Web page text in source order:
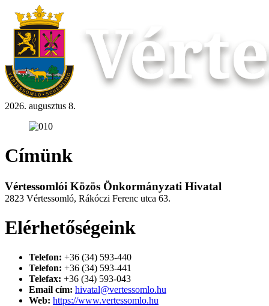
2026. augusztus 8.
Címünk
Vértessomlói Közös Önkormányzati Hivatal
2823 Vértessomló, Rákóczi Ferenc utca 63.
Elérhetőségeink
Telefon: +36 (34) 593-440
Telefon: +36 (34) 593-441
Telefax: +36 (34) 593-043
Email cím: hivatal@vertessomlo.hu
Web: https://www.vertessomlo.hu